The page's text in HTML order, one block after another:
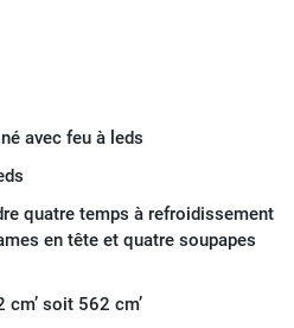
avec feu à leds
quatre temps à refroidissement
en tête et quatre soupapes
cm’ soit 562 cm’